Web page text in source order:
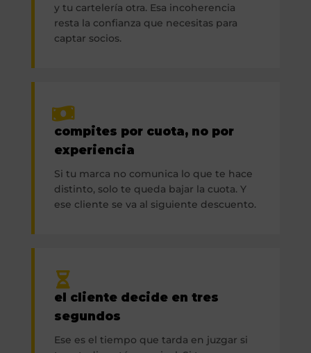
y tu cartelería otra. Esa incoherencia
resta la confianza que necesitas para
captar socios.
compites por cuota, no por
experiencia
Si tu marca no comunica lo que te hace
distinto, solo te queda bajar la cuota. Y
ese cliente se va al siguiente descuento.
el cliente decide en tres
segundos
Ese es el tiempo que tarda en juzgar si